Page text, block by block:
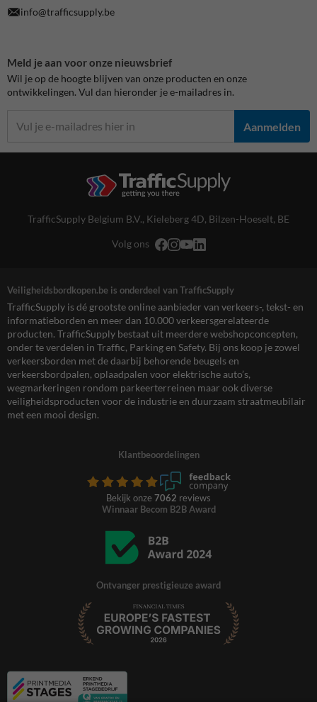
info@trafficsupply.be
Meld je aan voor onze nieuwsbrief
Wil je op de hoogte blijven van onze producten en onze
ontwikkelingen. Vul dan hieronder je e-mailadres in.
Aanmelden
TrafficSupply Belgium B.V., Kieleberg 4D, Bilzen-Hoeselt, BE
Volg ons
Veiligheidsbordkopen.be is onderdeel van TrafficSupply
TrafficSupply is dé grootste online aanbieder van verkeers-, tekst- en
informatieborden en meer dan 10.000 verkeersgerelateerde
producten. TrafficSupply bestaat uit meerdere webshopconcepten,
onder te verdelen in Traffic, Parking en Safety. Bij ons koop je zowel
verkeersborden met de daarbij behorende beugels en
verkeersbordpalen, oplaadpalen voor elektrische auto’s,
wegmarkeringen rondom parkeerterreinen maar ook diverse
veiligheidsproducten voor de industrie en duurzaam straatmeubilair
met een mooi design.
Klantbeoordelingen
Bekijk onze 7062 reviews
Winnaar Becom B2B Award
Ontvanger prestigieuze award